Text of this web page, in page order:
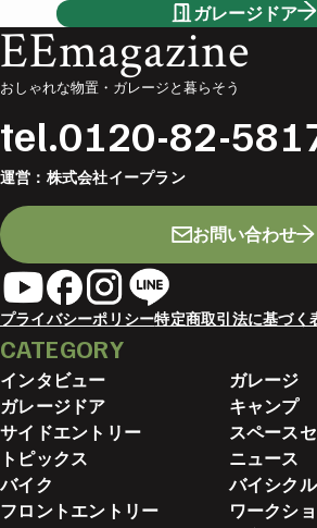
ガレージドア
EEmagazine
おしゃれな物置・ガレージと暮らそう
tel.0120-82-
運営： 株式会社イープラン
お問い合わせ
プライバシーポリシー特定商取引法に基づく
CATEGORY
インタビュー
ガレージ
ガレージドア
キャンプ
サイドエントリー
スペース
トピックス
ニュース
バイク
バイシク
フロントエントリー
ワークシ